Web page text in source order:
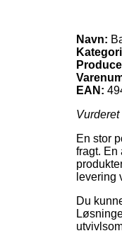
Navn:
EAN:
Vurderet
En stor
fragt. En
levering
Du